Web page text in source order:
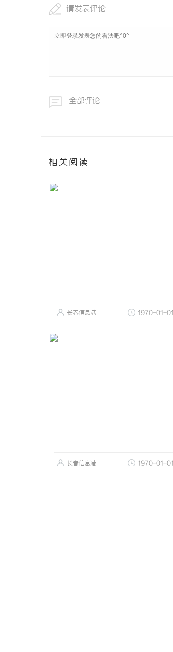
请发表评论
全部评论
相关阅读
长春信息港 1970-01-01
长春信息港 1970-01-01